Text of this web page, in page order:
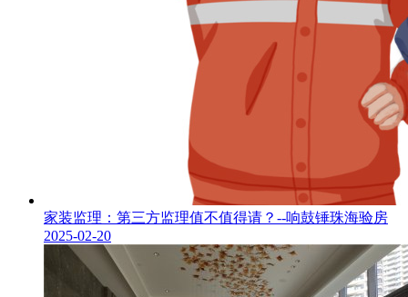
家装监理：第三方监理值不值得请？--响鼓锤珠海验房
2025-02-20